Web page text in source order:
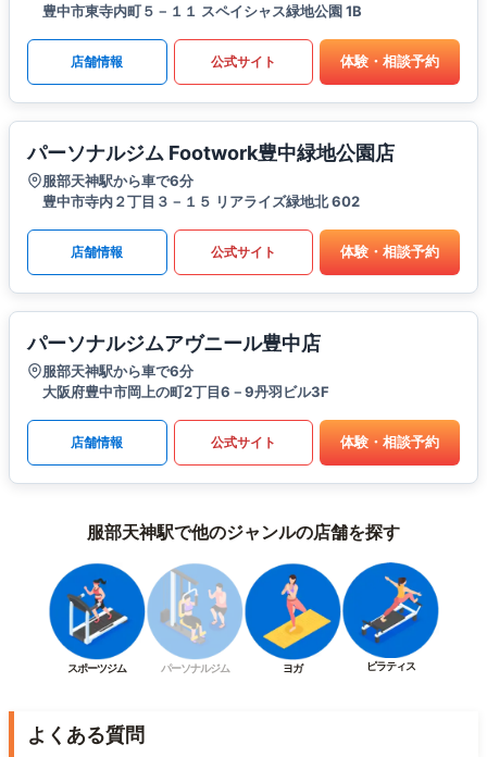
豊中市東寺内町５－１１ スペイシャス緑地公園 1B
店舗情報 公式サイト 体験・相談予約
パーソナルジム Footwork豊中緑地公園店
服部天神駅から車で6分
豊中市寺内２丁目３－１５ リアライズ緑地北 602
店舗情報 公式サイト 体験・相談予約
パーソナルジムアヴニール豊中店
服部天神駅から車で6分
大阪府豊中市岡上の町2丁目6－9丹羽ビル3F
店舗情報 公式サイト 体験・相談予約
服部天神駅で他のジャンルの店舗を探す
スポーツジム パーソナルジム ヨガ ピラティス
よくある質問